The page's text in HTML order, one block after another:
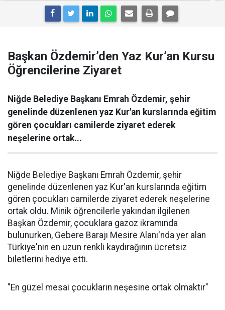
Başkan Özdemir’den Yaz Kur’an Kursu
Öğrencilerine Ziyaret
Niğde Belediye Başkanı Emrah Özdemir, şehir
genelinde düzenlenen yaz Kur'an kurslarında eğitim
gören çocukları camilerde ziyaret ederek
neşelerine ortak...
Niğde Belediye Başkanı Emrah Özdemir, şehir
genelinde düzenlenen yaz Kur'an kurslarında eğitim
gören çocukları camilerde ziyaret ederek neşelerine
ortak oldu. Minik öğrencilerle yakından ilgilenen
Başkan Özdemir, çocuklara gazoz ikramında
bulunurken, Gebere Barajı Mesire Alanı'nda yer alan
Türkiye'nin en uzun renkli kaydırağının ücretsiz
biletlerini hediye etti.
"En güzel mesai çocukların neşesine ortak olmaktır"